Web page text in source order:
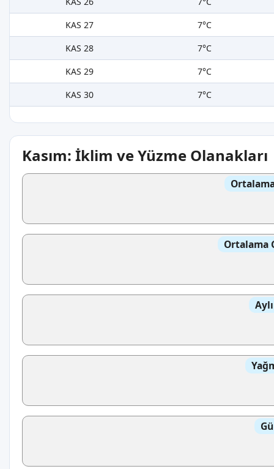
KAS 27
7°C
KAS 28
7°C
KAS 29
7°C
KAS 30
7°C
Kasım: İklim ve Yüzme Olanakları
Ortalama
Ortalama